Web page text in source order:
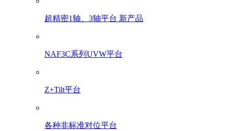
超精密1轴、3轴平台 新产品
NAF3C系列UVW平台
Z+Tilt平台
各种非标准对位平台